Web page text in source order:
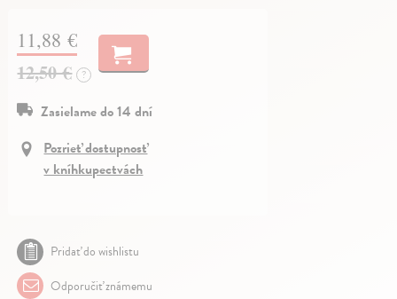
11,88 €
12,50 €
?
Zasielame do 14 dní
Pozrieť dostupnosť
v kníhkupectvách
Pridať do wishlistu
Odporučiť známemu